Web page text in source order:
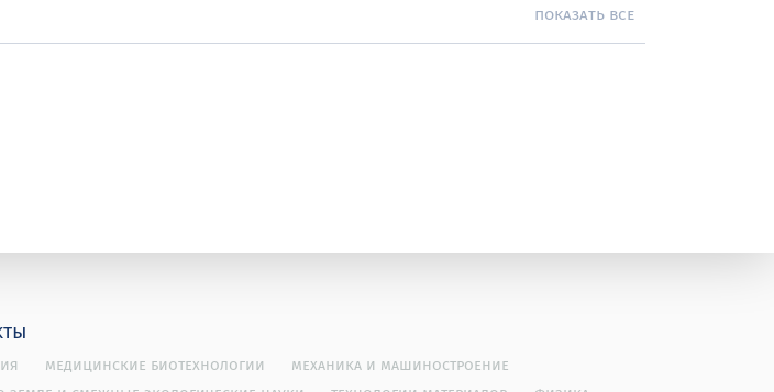
показать все
медицинские биотехнологии
механика и машиностроение